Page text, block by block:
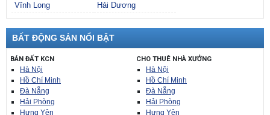
Vĩnh Long
Hải Dương
BẤT ĐỘNG SẢN NỔI BẬT
BÁN ĐẤT KCN
Hà Nội
Hồ Chí Minh
Đà Nẵng
Hải Phòng
Hưng Yên
CHO THUÊ NHÀ XƯỞNG
Hà Nội
Hồ Chí Minh
Đà Nẵng
Hải Phòng
Hưng Yên